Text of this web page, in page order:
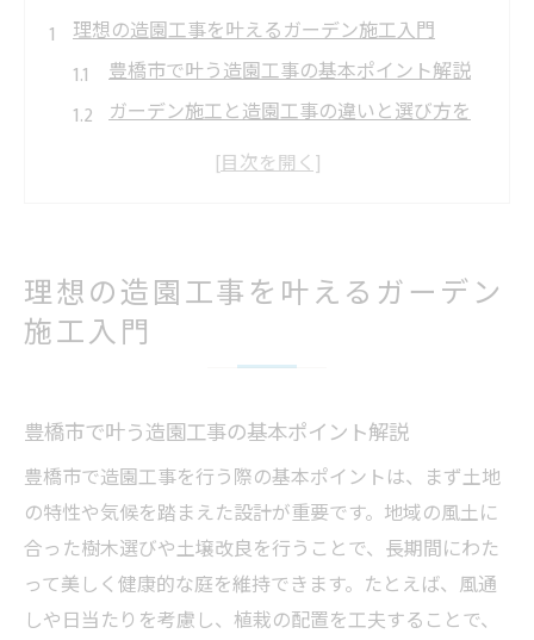
理想の造園工事を叶えるガーデン施工入門
豊橋市で叶う造園工事の基本ポイント解説
ガーデン施工と造園工事の違いと選び方を
豊橋市 外構の評判から見る施工選びの基準
外構デザインが輝く造園工事の基礎知識
造園工事で実現する外構デザインの魅力と
ガーデン施工で外構デザインを美しく仕上
げる方法
豊橋 外構 業者選びと造園工事の関係性
外構デザインと造園工事の相性を見極める
コツ
豊橋 外構 評判を参考にしたデザイン選定術
理想の造園工事を叶えるガーデン
施工入門
豊橋市で叶う造園工事の基本ポイント解説
豊橋市で造園工事を行う際の基本ポイントは、まず土地
の特性や気候を踏まえた設計が重要です。地域の風土に
合った樹木選びや土壌改良を行うことで、長期間にわた
って美しく健康的な庭を維持できます。たとえば、風通
しや日当たりを考慮し、植栽の配置を工夫することで、